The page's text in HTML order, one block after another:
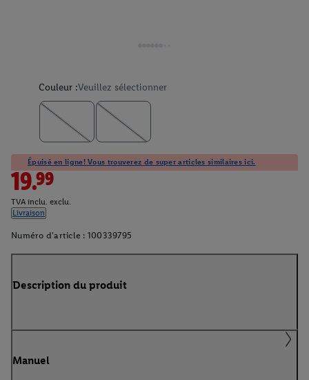
Couleur :Veuillez sélectionner
Épuisé en ligne! Vous trouverez de super articles similaires ici.
19.99
TVA inclu. exclu.
Livraison
Numéro d'article : 100339795
Description du produit
Manuel